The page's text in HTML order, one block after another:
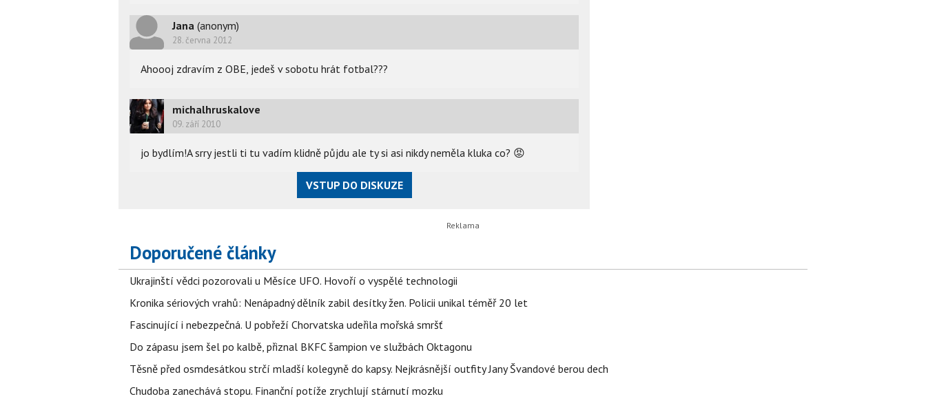
Jana (anonym)
28. června 2012
Ahoooj zdravím z OBE, jedeš v sobotu hrát fotbal???
michalhruskalove
09. září 2010
jo bydlím!A srry jestli ti tu vadím klidně půjdu ale ty si asi nikdy neměla kluka co? 😡
VSTUP DO DISKUZE
Doporučené články
Ukrajinští vědci pozorovali u Měsíce UFO. Hovoří o vyspělé technologii
Kronika sériových vrahů: Nenápadný dělník zabil desítky žen. Policii unikal téměř 20 let
Fascinující i nebezpečná. U pobřeží Chorvatska udeřila mořská smršť
Do zápasu jsem šel po kalbě, přiznal BKFC šampion ve službách Oktagonu
Těsně před osmdesátkou strčí mladší kolegyně do kapsy. Nejkrásnější outfity Jany Švandové berou dech
Chudoba zanechává stopu. Finanční potíže zrychlují stárnutí mozku